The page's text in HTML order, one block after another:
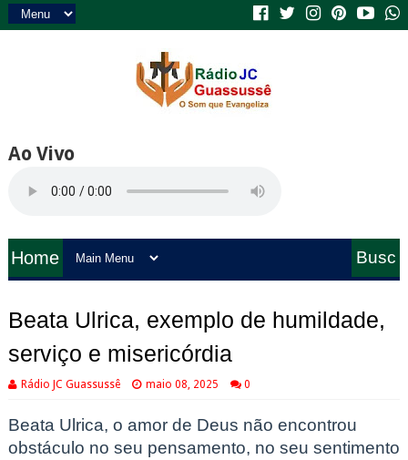
Ao Vivo
Home
Busc
Beata Ulrica, exemplo de humildade,
serviço e misericórdia
Rádio JC Guassussê maio 08, 2025 0
Beata Ulrica, o amor de Deus não encontrou
obstáculo no seu pensamento, no seu sentimento